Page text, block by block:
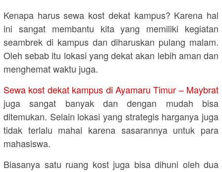
Kenapa harus sewa kost dekat kampus? Karena hal
ini sangat membantu kita yang memiliki kegiatan
seambrek di kampus dan diharuskan pulang malam.
Oleh sebab itu lokasi yang dekat akan lebih aman dan
menghemat waktu juga.
Sewa kost dekat kampus di Ayamaru Timur – Maybrat
juga sangat banyak dan dengan mudah bisa
ditemukan. Selain lokasi yang strategis harganya juga
tidak terlalu mahal karena sasarannya untuk para
mahasiswa.
Biasanya satu ruang kost juga bisa dihuni oleh dua